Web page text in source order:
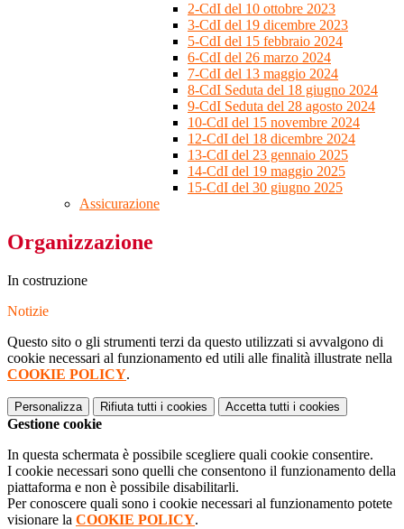
2-CdI del 10 ottobre 2023
3-CdI del 19 dicembre 2023
5-CdI del 15 febbraio 2024
6-CdI del 26 marzo 2024
7-CdI del 13 maggio 2024
8-CdI Seduta del 18 giugno 2024
9-CdI Seduta del 28 agosto 2024
10-CdI del 15 novembre 2024
12-CdI del 18 dicembre 2024
13-CdI del 23 gennaio 2025
14-CdI del 19 maggio 2025
15-CdI del 30 giugno 2025
Assicurazione
Organizzazione
In costruzione
Notizie
Questo sito o gli strumenti terzi da questo utilizzati si avvalgono di
cookie necessari al funzionamento ed utili alle finalità illustrate nella
COOKIE POLICY.
Personalizza Rifiuta tutti i cookies Accetta tutti i cookies
Gestione cookie
In questa schermata è possibile scegliere quali cookie consentire.
I cookie necessari sono quelli che consentono il funzionamento della
piattaforma e non è possibile disabilitarli.
Per conoscere quali sono i cookie necessari al funzionamento potete
visionare la COOKIE POLICY.